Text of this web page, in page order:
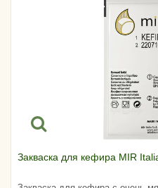
Закваска для кефира MIR